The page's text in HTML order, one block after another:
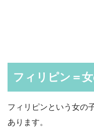
フィリピン＝
フィリピンという女の
あります。